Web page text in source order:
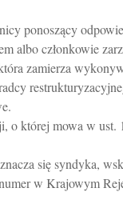
ponoszący
albo członkowie
zamierza
o której mowa w ust.
się syndyka,
w Krajowym